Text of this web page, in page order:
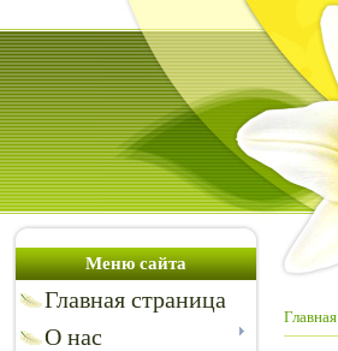
Меню сайта
Главная страница
О нас
Главная